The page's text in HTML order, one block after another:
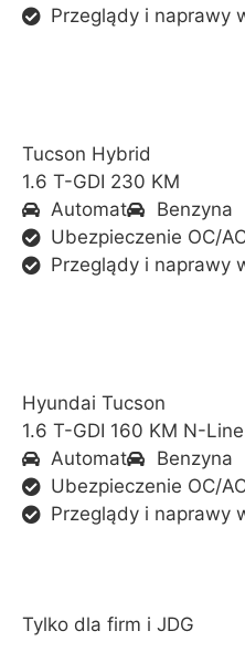
Przeglądy i naprawy
Tucson Hybrid
1.6 T-GDI 230 KM
Automat
Benzyna
Ubezpieczenie OC/
Przeglądy i naprawy
Hyundai Tucson
1.6 T-GDI 160 KM N-Line
Automat
Benzyna
Ubezpieczenie OC/
Przeglądy i naprawy
Tylko dla firm i JDG